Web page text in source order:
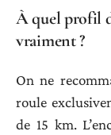
À quel profil
vraiment ?
On ne
roule
de 15 km.